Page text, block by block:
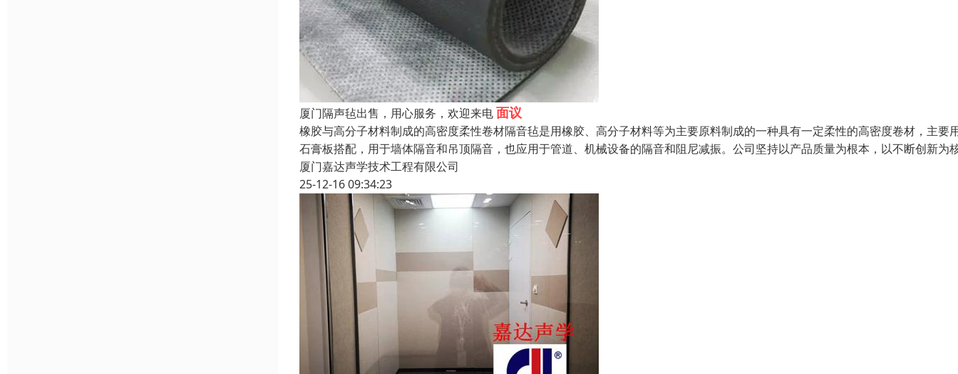
厦门隔声毡出售，用心服务，欢迎来电面议
橡胶与高分子材料制成的高密度柔性卷材隔音毡是用橡胶、高分子材料等为主要原料制成的一种具有一定柔性的高密度卷材，主要
石膏板搭配，用于墙体隔音和吊顶隔音，也应用于管道、机械设备的隔音和阻尼减振。公司坚持以产品质量为根本，以不断创新为
厦门嘉达声学技术工程有限公司
25-12-16 09:34:23